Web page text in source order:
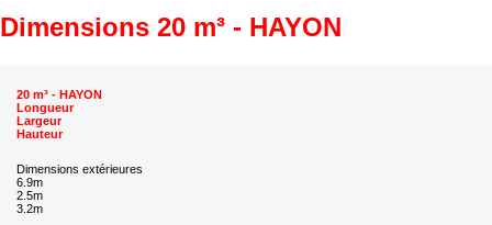
Dimensions 20 m³ - HAYON
20 m³ - HAYON
Longueur
Largeur
Hauteur
Dimensions extérieures
6.9m
2.5m
3.2m